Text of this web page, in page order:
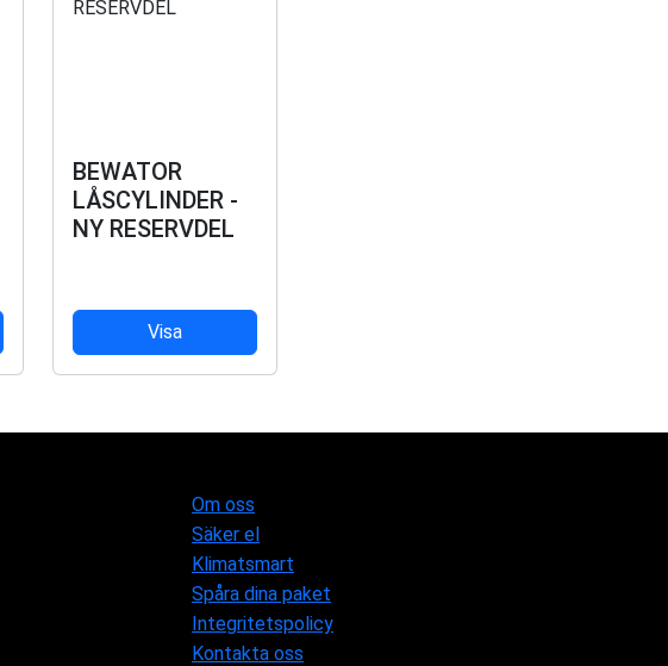
BEWATOR
LÅSCYLINDER -
NY RESERVDEL
Visa
Om oss
Säker el
Klimatsmart
Spåra dina paket
Integritetspolicy
Kontakta oss